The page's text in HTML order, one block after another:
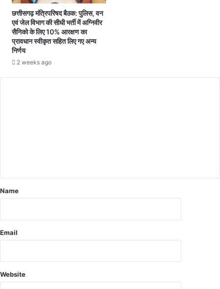
से
ल
ड़
दे
क
र
सा
थ
हो
अ
जो
सी
ए
पे
श
ब
ल
ने
की
छत्तीसगढ़ मंत्रिपरिषद बैठक: पुलिस, वन
एवं जेल विभाग की सीधी भर्ती में अग्निवीर
सैनिको के लिए 10% आरक्षण का
प्रावधान स्वीकृत सहित लिए गए अन्य
निर्णय
2 weeks ago
Name
Email
Website